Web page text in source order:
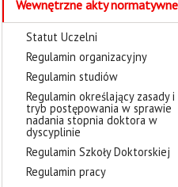
Wewnętrzne akty normatywne
Statut Uczelni
Regulamin organizacyjny
Regulamin studiów
Regulamin określający zasady i
tryb postępowania w sprawie
nadania stopnia doktora w
dyscyplinie
Regulamin Szkoły Doktorskiej
Regulamin pracy